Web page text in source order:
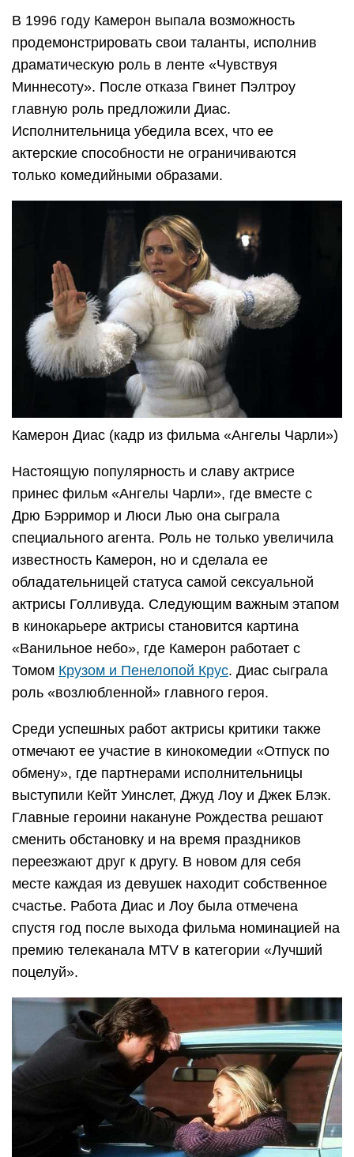
В 1996 году Камерон выпала возможность
продемонстрировать свои таланты, исполнив
драматическую роль в ленте «Чувствуя
Миннесоту». После отказа Гвинет Пэлтроу
главную роль предложили Диас.
Исполнительница убедила всех, что ее
актерские способности не ограничиваются
только комедийными образами.
Камерон Диас (кадр из фильма «Ангелы Чарли»)
Настоящую популярность и славу актрисе
принес фильм «Ангелы Чарли», где вместе с
Дрю Бэрримор и Люси Лью она сыграла
специального агента. Роль не только увеличила
известность Камерон, но и сделала ее
обладательницей статуса самой сексуальной
актрисы Голливуда. Следующим важным этапом
в кинокарьере актрисы становится картина
«Ванильное небо», где Камерон работает с
Томом Крузом и Пенелопой Крус. Диас сыграла
роль «возлюбленной» главного героя.
Среди успешных работ актрисы критики также
отмечают ее участие в кинокомедии «Отпуск по
обмену», где партнерами исполнительницы
выступили Кейт Уинслет, Джуд Лоу и Джек Блэк.
Главные героини накануне Рождества решают
сменить обстановку и на время праздников
переезжают друг к другу. В новом для себя
месте каждая из девушек находит собственное
счастье. Работа Диас и Лоу была отмечена
спустя год после выхода фильма номинацией на
премию телеканала MTV в категории «Лучший
поцелуй».